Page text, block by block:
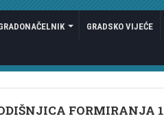
GRADSKO VIJEĆE
FORMIRANJA